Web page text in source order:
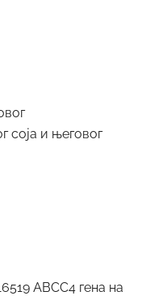
соја и његовог
ABCC4 гена на